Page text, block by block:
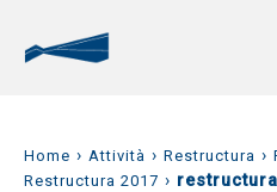
Home › Attività › Restructura ›
Restructura 2017 ›